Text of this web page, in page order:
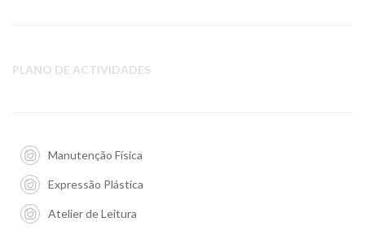
PLANO DE ACTIVIDADES
Manutenção Física
Expressão Plástica
Atelier de Leitura